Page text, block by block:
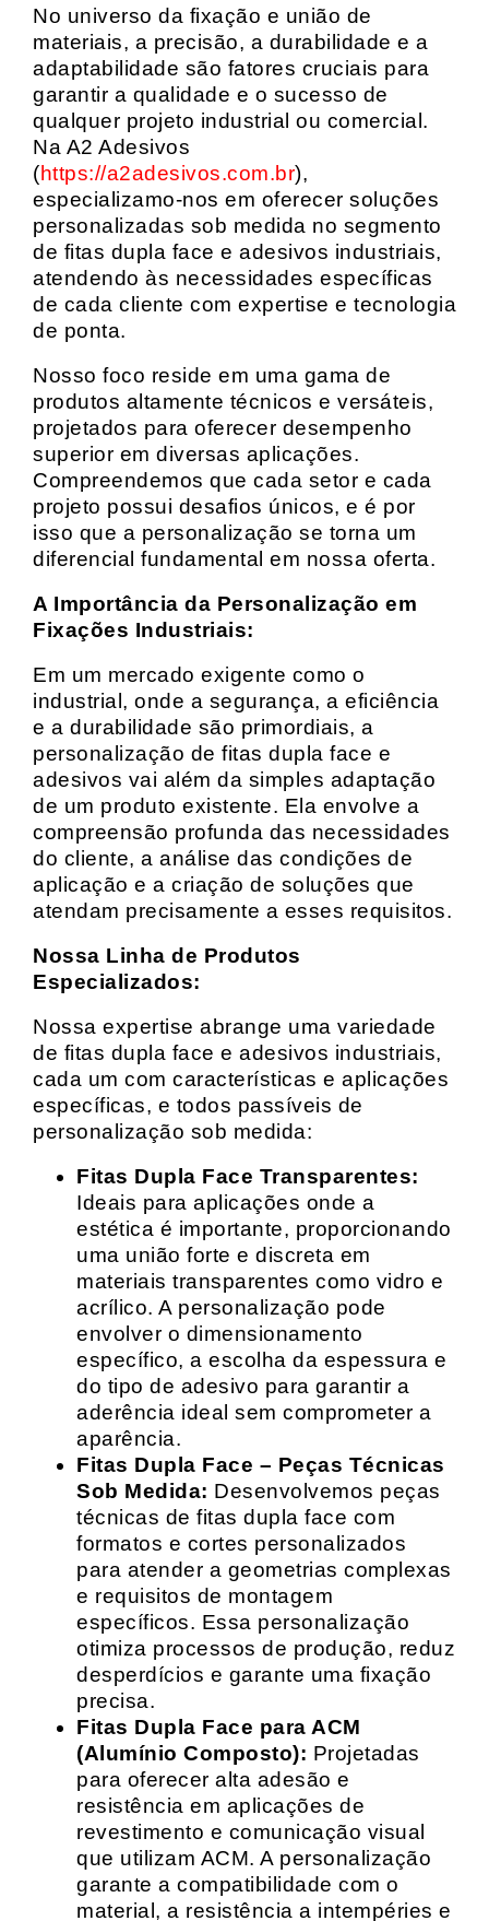
No universo da fixação e união de
materiais, a precisão, a durabilidade e a
adaptabilidade são fatores cruciais para
garantir a qualidade e o sucesso de
qualquer projeto industrial ou comercial.
Na A2 Adesivos
(https://a2adesivos.com.br),
especializamo-nos em oferecer soluções
personalizadas sob medida no segmento
de fitas dupla face e adesivos industriais,
atendendo às necessidades específicas
de cada cliente com expertise e tecnologia
de ponta.
Nosso foco reside em uma gama de
produtos altamente técnicos e versáteis,
projetados para oferecer desempenho
superior em diversas aplicações.
Compreendemos que cada setor e cada
projeto possui desafios únicos, e é por
isso que a personalização se torna um
diferencial fundamental em nossa oferta.
A Importância da Personalização em
Fixações Industriais:
Em um mercado exigente como o
industrial, onde a segurança, a eficiência
e a durabilidade são primordiais, a
personalização de fitas dupla face e
adesivos vai além da simples adaptação
de um produto existente. Ela envolve a
compreensão profunda das necessidades
do cliente, a análise das condições de
aplicação e a criação de soluções que
atendam precisamente a esses requisitos.
Nossa Linha de Produtos
Especializados:
Nossa expertise abrange uma variedade
de fitas dupla face e adesivos industriais,
cada um com características e aplicações
específicas, e todos passíveis de
personalização sob medida:
Fitas Dupla Face Transparentes:
Ideais para aplicações onde a
estética é importante, proporcionando
uma união forte e discreta em
materiais transparentes como vidro e
acrílico. A personalização pode
envolver o dimensionamento
específico, a escolha da espessura e
do tipo de adesivo para garantir a
aderência ideal sem comprometer a
aparência.
Fitas Dupla Face – Peças Técnicas
Sob Medida: Desenvolvemos peças
técnicas de fitas dupla face com
formatos e cortes personalizados
para atender a geometrias complexas
e requisitos de montagem
específicos. Essa personalização
otimiza processos de produção, reduz
desperdícios e garante uma fixação
precisa.
Fitas Dupla Face para ACM
(Alumínio Composto): Projetadas
para oferecer alta adesão e
resistência em aplicações de
revestimento e comunicação visual
que utilizam ACM. A personalização
garante a compatibilidade com o
material, a resistência a intempéries e